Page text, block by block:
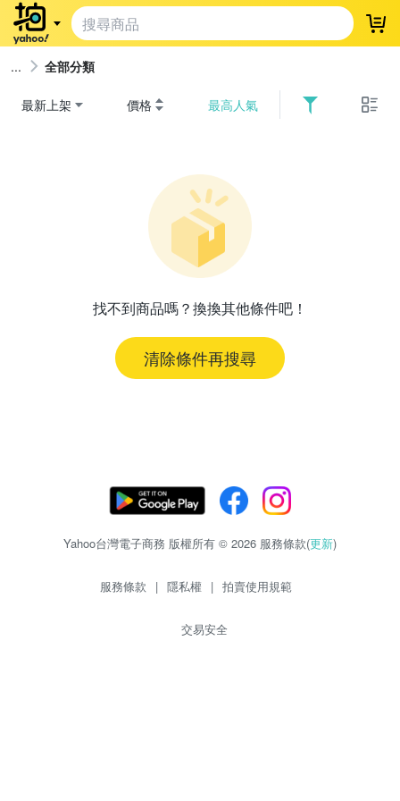
登
全部分類
最新上架 價格 最高人氣
找不到商品嗎？換換其他條件吧！
清除條件再搜尋
Yahoo台灣電子商務 版權所有 © 2026 服務條款(更新)
服務條款 | 隱私權 | 拍賣使用規範
交易安全